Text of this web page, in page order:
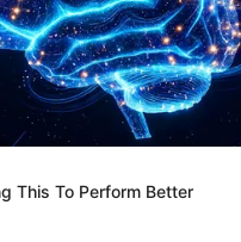
This To Perform Better